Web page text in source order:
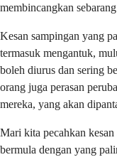
membincangkan
Kesan sampingan yang
termasuk mengantuk,
boleh diurus dan sering
orang juga perasan
mereka, yang akan
Mari kita pecahkan
bermula dengan yang